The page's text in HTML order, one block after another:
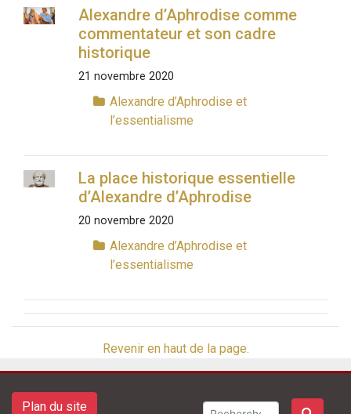
Alexandre d’Aphrodise comme
commentateur et son cadre
historique
21 novembre 2020
Alexandre d’Aphrodise et
l’essentialisme
La place historique essentielle
d’Alexandre d’Aphrodise
20 novembre 2020
Alexandre d’Aphrodise et
l’essentialisme
Revenir en haut de la page.
Plan du site